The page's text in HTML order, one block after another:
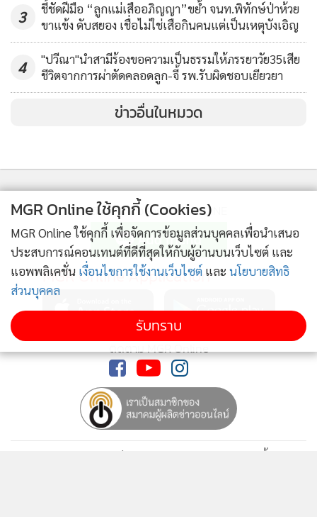
น.ส.กันยา สู่สุข (แนน) ผู้เสียหาย ยังเปิดเผยอีกว่า เหตุการณ์ใน
ครั้งนี้ทำให้รู้สึกจิตตกเป็นอย่างมาก ยังกลัวอยู่ไม่กล้าที่จะออกไป
ไหนเพียงลำพังตอนมืดค่ำอีกแล้ว จึงอยากฝากเตือนทุกคนโดย
เฉพาะสุภาพสตรี ไปไหนมาไหนมืดค่ำให้ระมัดระวังตัว เป็นไปได้
ให้มีเพื่อนๆ ไปด้วย
ด้าน น.ส.ศุภกร สู่สุข (แม่ผู้เสียหาย) กล่าวว่า หลังจากทราบข่าว
ลูกถูกคนร้ายพยายามใช้อาวุธมีดจี้ชิงทรัพย์ก็ตกใจมาก อยาก
ฝากเตือนทุกๆ คนให้ระมัดระวังตัวด้วย ไม่ว่าจะเส้นทางไหน และ
ฝากถึงผู้ก่อเหตุว่า ทำได้อย่างไรถ้าเกิดกับพี่น้องหรือลูกหลานตัว
เองจะเป็นอย่างไรทำไมไม่คิด งานก็มีให้ทำเยอะแยะ ทำไมถึงคิด
มาเป็นโจร ทำให้คนอื่นเดือดร้อนมากน้อยแค่ไหนจะรับรู้ไหม
3
ชี้ชัดฝีมือ “ลูกแม่เสืออภิญญา”ขย้ำ จนท.พิทักษ์ป่าห้วย
ขาแข้ง ดับสยอง เชื่อไม่ใช่เสือกินคนแต่เป็นเหตุบังเอิญ
4
"ปวีณา"นำสามีร้องขอความเป็นธรรมให้ภรรยาวัย35เสีย
ชีวิตจากการผ่าตัดคลอดลูก-จี้ รพ.รับผิดชอบเยียวยา
ข่าวอื่นในหมวด
ติดตามข่าวสารผ่านทาง LINE
MGR Online Application
ติดตาม MGR Online
MGR Online ใช้คุกกี้ (Cookies)
MGR Online ใช้คุกกี้ เพื่อจัดการข้อมูลส่วนบุคคลเพื่อนำเสนอ
ประสบการณ์คอนเทนต์ที่ดีที่สุดให้กับผู้อ่านบนเว็บไซต์ และ
แอพพลิเคชั่น เงื่อนไขการใช้งานเว็บไซต์ และ นโยบายสิทธิ
ส่วนบุคคล
รับทราบ